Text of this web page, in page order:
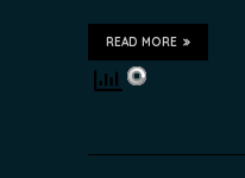
READ MORE